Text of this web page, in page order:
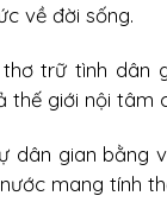
về đời sống.
trữ tình dân
thế giới nội tâm
dân gian bằng
mang tính